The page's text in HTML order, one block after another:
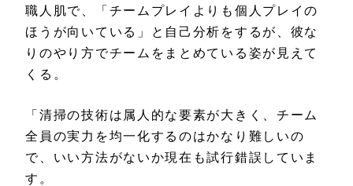
職人肌で、「チームプレイよりも個人プレイの
ほうが向いている」と自己分析をするが、彼な
りのやり方でチームをまとめている姿が見えて
くる。
「清掃の技術は属人的な要素が大きく、チーム
全員の実力を均一化するのはかなり難しいの
で、いい方法がないか現在も試行錯誤していま
す。